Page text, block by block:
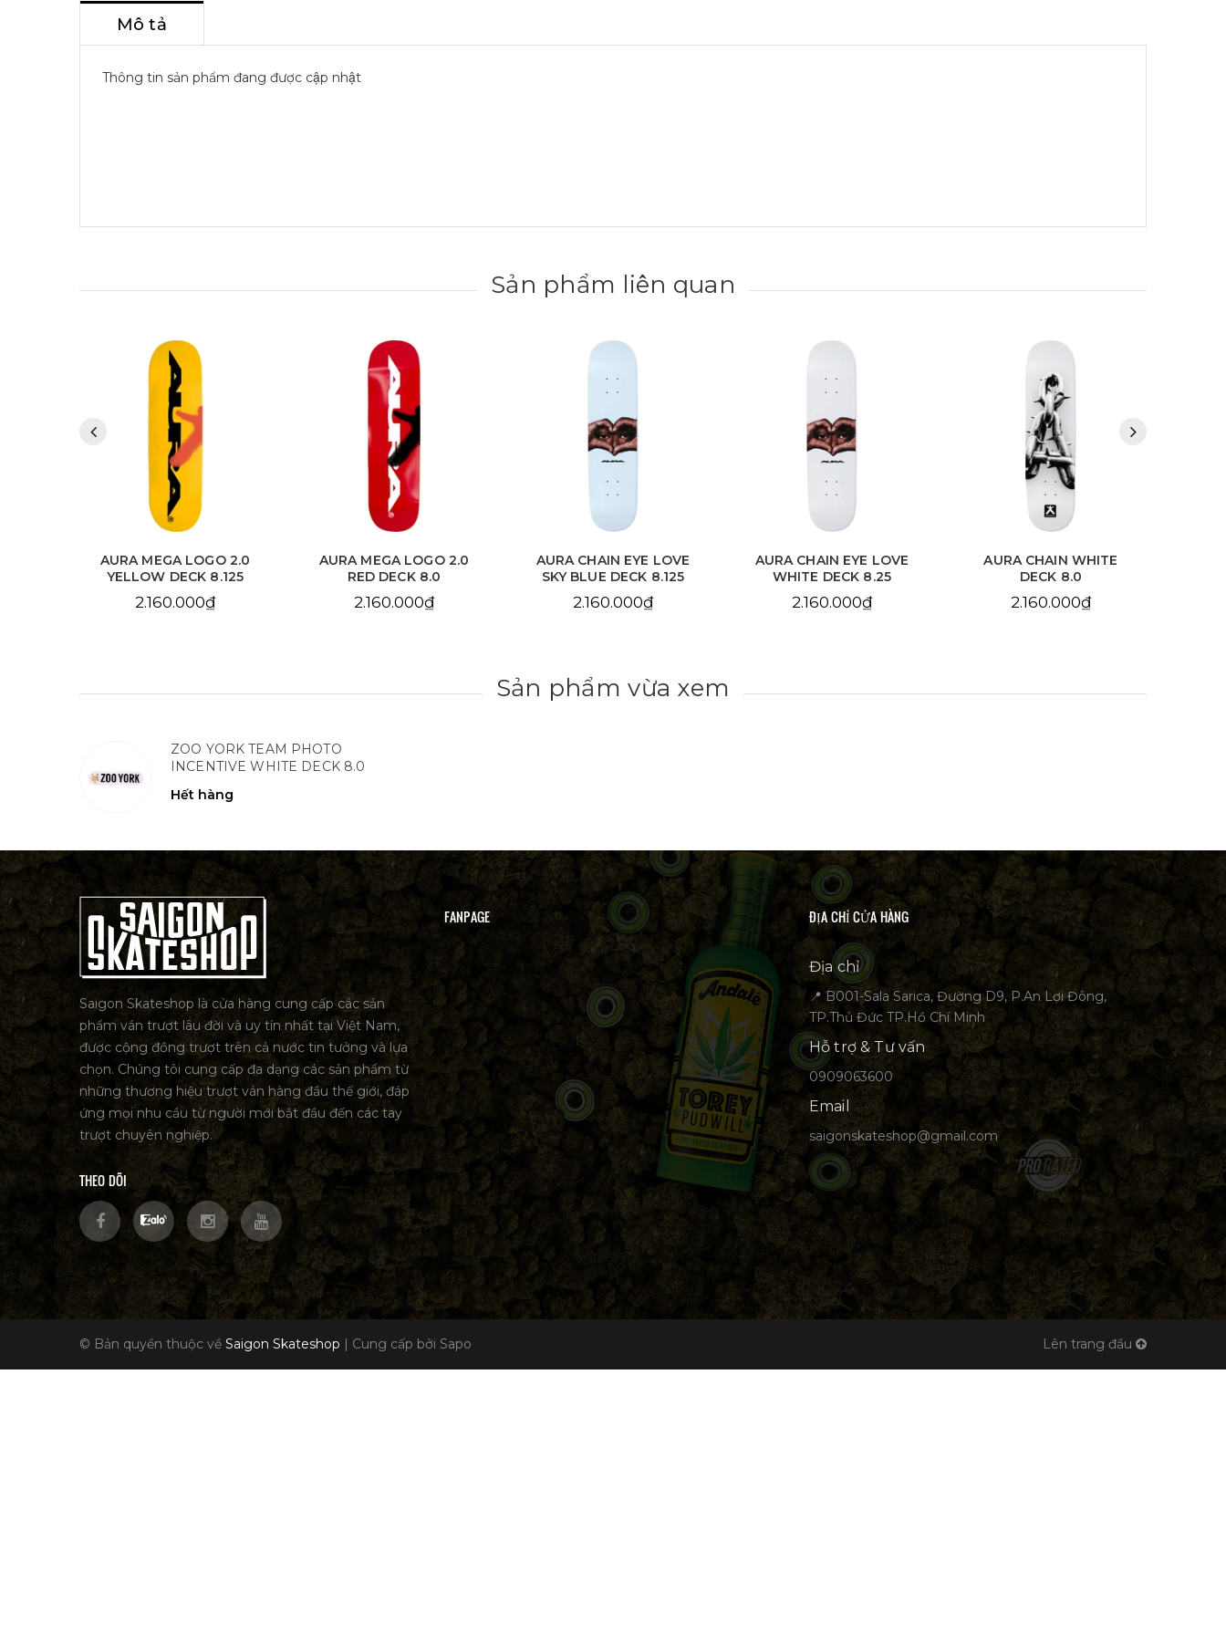
Mô tả
Thông tin sản phẩm đang được cập nhật
Sản phẩm liên quan
AURA MEGA LOGO 2.0
RED DECK 8.0
2.160.000₫
AURA CHAIN EYE LOVE
SKY BLUE DECK 8.125
2.160.000₫
AURA CHAIN EYE LOVE
WHITE DECK 8.25
2.160.000₫
AURA CHAIN WHITE
DECK 8.0
2.160.000₫
AURA CHAIN YELLOW
DECK 8.25
2.160.000₫
Sản phẩm vừa xem
ZOO YORK TEAM PHOTO
INCENTIVE WHITE DECK 8.0
Hết hàng
Saigon Skateshop là cửa hàng cung cấp các sản
phẩm ván trượt lâu đời và uy tín nhất tại Việt Nam,
được cộng đồng trượt trên cả nước tin tưởng và lựa
chọn. Chúng tôi cung cấp đa dạng các sản phẩm từ
những thương hiệu trượt ván hàng đầu thế giới, đáp
ứng mọi nhu cầu từ người mới bắt đầu đến các tay
trượt chuyên nghiệp.
THEO DÕI
FANPAGE ĐỊA CHỈ CỬA HÀNG
Địa chỉ
📍 B001-Sala Sarica, Đường D9, P.An Lợi Đông,
TP.Thủ Đức TP.Hồ Chí Minh
Hỗ trợ & Tư vấn
0909063600
Email
saigonskateshop@gmail.com
© Bản quyền thuộc về Saigon Skateshop | Cung cấp bởi Sapo Lên trang đầu